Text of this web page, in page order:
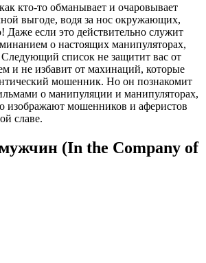
кто-то обманывает и очаровывает
выгоде, водя за нос окружающих,
Даже если это действительно служит
о настоящих манипуляторах,
список не защитит вас от
и не избавит от махинаций, которые
мошенник. Но он познакомит
о манипуляции и манипуляторах,
изображают мошенников и аферистов
славе.
(In the Company of